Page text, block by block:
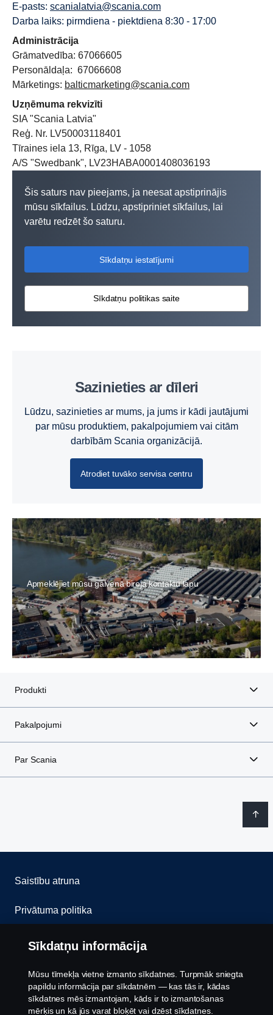
E-pasts: scanialatvia@scania.com
Darba laiks: pirmdiena - piektdiena 8:30 - 17:00
Administrācija
Grāmatvedība: 67066605
Personāldaļa: 67066608
Mārketings: balticmarketing@scania.com
Uzņēmuma rekvizīti
SIA "Scania Latvia"
Reģ. Nr. LV50003118401
Tīraines iela 13, Rīga, LV - 1058
A/S "Swedbank", LV23HABA0001408036193
Šis saturs nav pieejams, ja neesat apstiprinājis
mūsu sīkfailus. Lūdzu, apstipriniet sīkfailus, lai
varētu redzēt šo saturu.
Sīkdatņu iestatījumi
Sīkdatņu politikas saite
Sazinieties ar dīleri
Lūdzu, sazinieties ar mums, ja jums ir kādi jautājumi
par mūsu produktiem, pakalpojumiem vai citām
darbībām Scania organizācijā.
Atrodiet tuvāko servisa centru
Apmeklējiet mūsu galvenā biroja kontaktu lapu
Produkti
Pakalpojumi
Par Scania
Saistību atruna
Privātuma politika
Sazinies ar mums
Trauksmes celšana
Sīkfailu politika
Sīkdatņu informācija
Mūsu tīmekļa vietne izmanto sīkdatnes. Turpmāk sniegta
papildu informācija par sīkdatnēm — kas tās ir, kādas
sīkdatnes mēs izmantojam, kāds ir to izmantošanas
mērķis un kā jūs varat bloķēt vai dzēst sīkdatnes.